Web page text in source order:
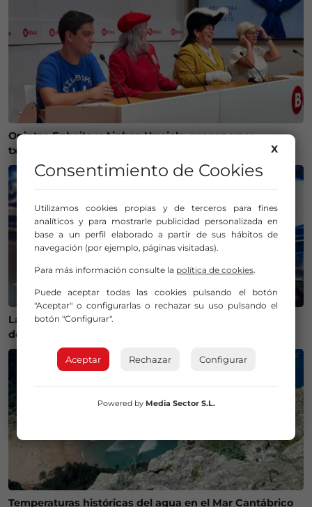
Onintza Enbeita y Ainhoa Urrejola, pregonera y
txupinera de Aste Nagusia 2026 en Bilbao
La Policía Municipal de Bilbao intensifica los controles
de alcohol y drogas para evitar accidentes
Temperaturas históricas del agua en el Mar Cantábrico
X
Consentimiento de Cookies
Utilizamos cookies propias y de terceros para fines
analíticos y para mostrarle publicidad personalizada en
base a un perfil elaborado a partir de sus hábitos de
navegación (por ejemplo, páginas visitadas).
Para más información consulte la política de cookies.
Puede aceptar todas las cookies pulsando el botón
"Aceptar" o configurarlas o rechazar su uso pulsando el
botón "Configurar".
Aceptar Rechazar Configurar
Powered by Media Sector S.L.